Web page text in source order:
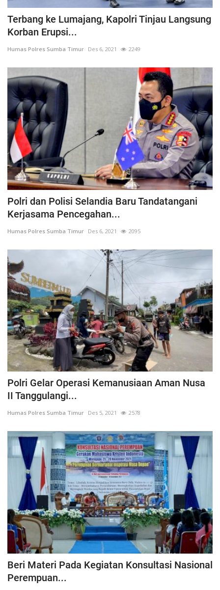
Terbang ke Lumajang, Kapolri Tinjau Langsung
Korban Erupsi...
Humas Polres Sumba Timur Des 6, 2021 2249
Polri dan Polisi Selandia Baru Tandatangani
Kerjasama Pencegahan...
Humas Polres Sumba Timur Des 6, 2021 2095
Polri Gelar Operasi Kemanusiaan Aman Nusa
II Tanggulangi...
Humas Polres Sumba Timur Des 5, 2021 2578
Beri Materi Pada Kegiatan Konsultasi Nasional
Perempuan...